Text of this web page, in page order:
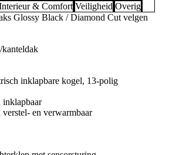
& Comfort Veiligheid Overig
Glossy Black / Diamond Cut velgen
kanteldak
inklapbare kogel, 13-polig
inklapbaar
en verwarmbaar